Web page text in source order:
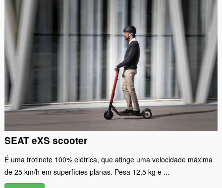
SEAT eXS scooter
É uma trotinete 100% elétrica, que atinge uma velocidade máxima
de 25 km/h em superfícies planas. Pesa 12,5 kg e ...